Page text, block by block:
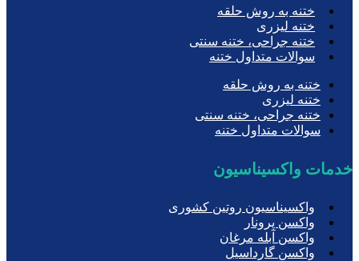
ختنه به روش حلقه
ختنه لیزری
ختنه جراحی، ختنه سنتی
سوالات متداول ختنه
ختنه به روش حلقه
ختنه لیزری
ختنه جراحی، ختنه سنتی
سوالات متداول ختنه
خدمات واکسیناسیون
واکسیناسیون روتین کشوری
واکسن پرونار
واکسن آبله مرغان
واکسن گارداسیل